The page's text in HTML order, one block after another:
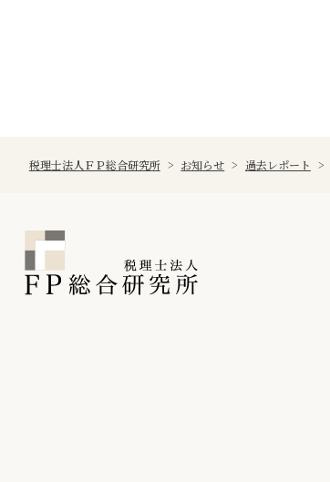
税理士法人ＦＰ総合研究所 > お知らせ > 過去レポート >